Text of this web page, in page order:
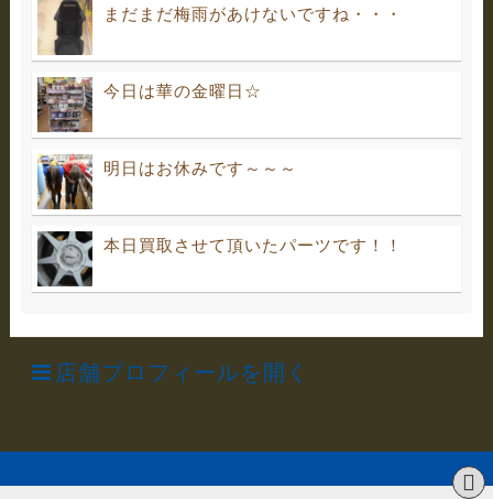
まだまだ梅雨があけないですね・・・
今日は華の金曜日☆
明日はお休みです～～～
本日買取させて頂いたパーツです！！
店舗プロフィールを開く